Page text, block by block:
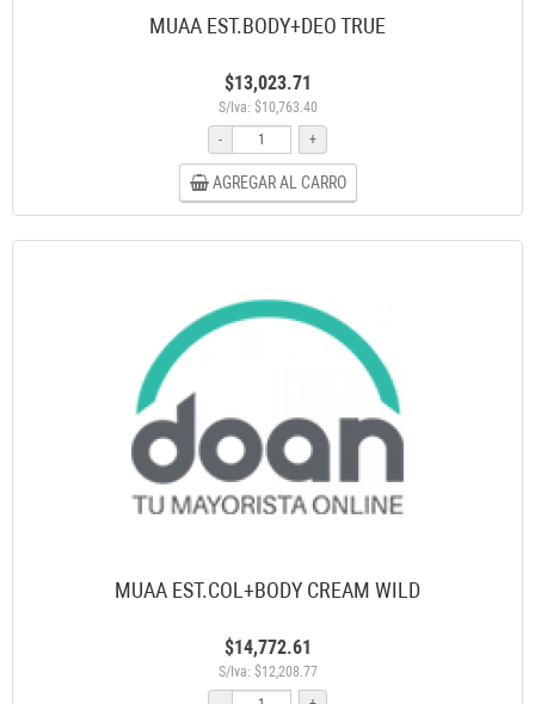
MUAA EST.BODY+DEO TRUE
$13,023.71
S/Iva: $10,763.40
-
+
AGREGAR AL CARRO
MUAA EST.COL+BODY CREAM WILD
$14,772.61
S/Iva: $12,208.77